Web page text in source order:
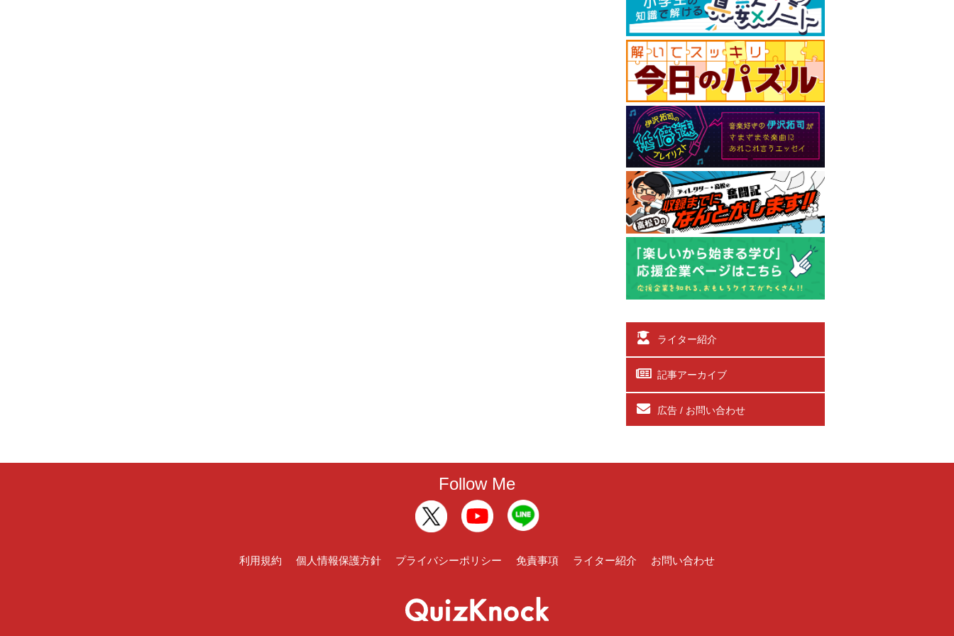
ライター紹介
記事アーカイブ
広告 / お問い合わせ
Follow Me
利用規約 個人情報保護方針 プライバシーポリシー 免責事項 ライター紹介 お問い合わせ